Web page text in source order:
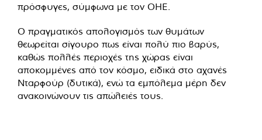
πρόσφυγες, σύμφωνα με τον ΟΗΕ.
Ο πραγματικός απολογισμός των θυμάτων
θεωρείται σίγουρο πως είναι πολύ πιο βαρύς,
καθώς πολλές περιοχές της χώρας είναι
αποκομμένες από τον κόσμο, ειδικά στο αχανές
Νταρφούρ (δυτικά), ενώ τα εμπόλεμα μέρη δεν
ανακοινώνουν τις απώλειές τους.